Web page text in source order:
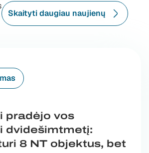
Skaityti daugiau naujienų
pradėjo vos
dvidešimtmetį:
8 NT objektus, bet